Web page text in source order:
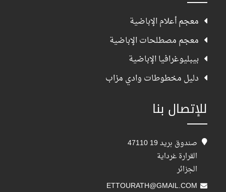
معجم أعلام الإباضية
معجم مصطلحات الإباضية
بيبليوغرافيا الإباضية
دليل مخطوطات وادي مزاب
للإتصال بنا
صندوق بريد 19 47110
القرارة غرداية
الجزائر
ETTOURATH@GMAIL.COM